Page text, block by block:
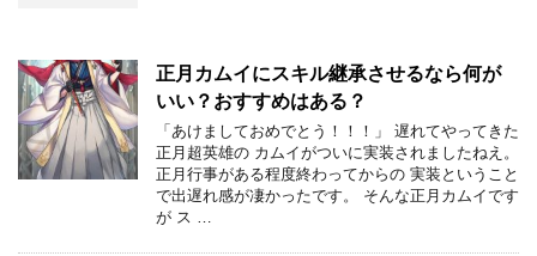
正月カムイにスキル継承させるなら何が
いい？おすすめはある？
「あけましておめでとう！！！」 遅れてやってきた
正月超英雄の カムイがついに実装されましたねえ。
正月行事がある程度終わってからの 実装ということ
で出遅れ感が凄かったです。 そんな正月カムイです
が ス …